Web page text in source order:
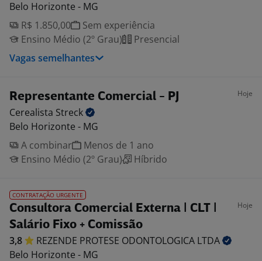
Belo Horizonte - MG
R$ 1.850,00
Sem experiência
Ensino Médio (2º Grau)
Presencial
Vagas semelhantes
Representante Comercial - PJ Hoje
Cerealista Streck
Belo Horizonte - MG
A combinar
Menos de 1 ano
Ensino Médio (2º Grau)
Híbrido
CONTRATAÇÃO URGENTE
Consultora Comercial Externa | CLT |
Salário Fixo + Comissão
Hoje
3,8 REZENDE PROTESE ODONTOLOGICA LTDA
Belo Horizonte - MG